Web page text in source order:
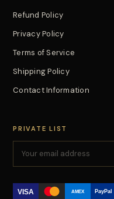
Refund Policy
Privacy Policy
Terms of Service
Shipping Policy
Contact Information
PRIVATE LIST
VISA AMEX PayPal